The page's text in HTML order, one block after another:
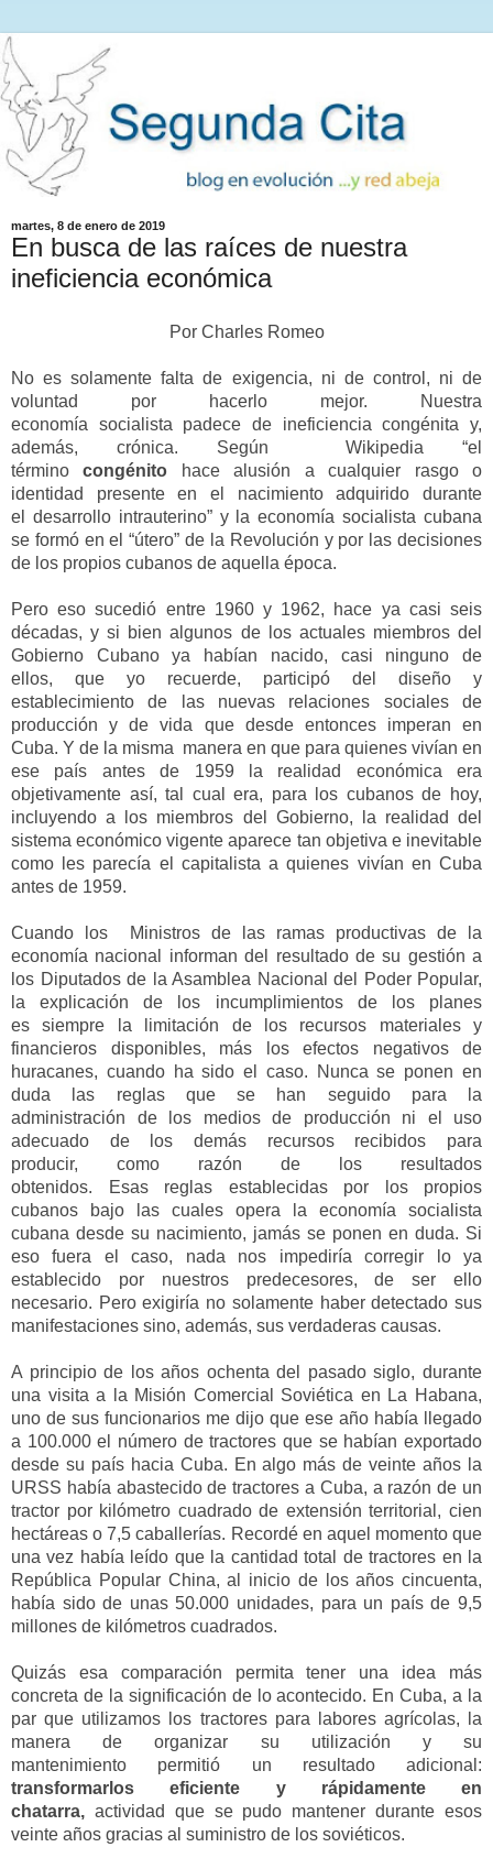
martes, 8 de enero de 2019
En busca de las raíces de nuestra
ineficiencia económica
Por Charles Romeo
No essolamentefalta de exigencia, ni de control, ni de
voluntad por hacerlo mejor. N uestra
economía socialista padece de ineficiencia congénita y,
además, crónica. Según Wikipedia “e
términocongénito hace alusión a cualquier rasgo o
identidad presente en el nacimientoadquirido durante
el desarrollo intrauterino” y la economía socialista cubana
se formóen el “útero” de la Revolución y por lasdecisiones
de los propios cubanos de aquella época.
Pero eso sucedió entre 1960 y 1962, hace ya casi seis
décadas, y si bien algunos de los actualesmiembros del
Gobierno Cubano ya
habían nacido, casi ninguno de
ellos, que yo recuerde, participó de
diseño y
establecimiento de
las nuevas relaciones sociales de
producción y de vida que desde entonces imperan en
Cuba. Y de la misma manera en que para quienes vivían en
ese país antes de 1959 la realidad económica era
objetivamente así, tal cual era, para los cubanos de hoy,
incluyendo a los miembros del Gobierno, la realidad del
sistema económico vigente aparece tan objetiva e inevitable
como les parecía el capitalista a quienes vivían en Cuba
antes de 1959.
Cuando los Ministros de las ramas productivas de la
economía nacional informan del resultado de su gestión a
los Diputados de la Asamblea Nacional del Poder Popular,
la explicación de los incumplimientos de los planes
essiempre
la limitación de los recursos materiales y
financieros disponibles, más los efectos negativos de
huracanes, cuando ha sido el caso. Nunca se ponen en
duda las reglas que se han seguido para la
administración de los medios de producción ni
el uso
adecuado de losdemás recursos recibidos para
producir, como razón de los resultados
obtenidos.
Esas reglas establecidas por los propios
cubanos
bajo las cuales opera la economía socialista
cubana desde su nacimiento, jamás se ponen en duda. Si
eso fuera el caso, nada nos impediría corregir lo ya
establecido por nuestros predecesores, de ser ello
necesario. Pero exigiría no solamente haber detectado sus
manifestaciones sino, además, sus verdaderas causas.
A principio de los años ochenta del pasado siglo, durante
una visita a la Misión Comercial Soviética en La Habana,
uno de sus funcionarios me dijo que ese año había llegado
a 100.000el número detractores que se habían exportado
desde su país hacia Cuba. En algo más de veinte años la
URSS había abastecido de tractores a Cuba, a razón de un
tractor por kilómetro cuadrado de extensión territorial , cien
hectáreas o 7,5caballerías. Recordé en aquel momento que
una vez había leído que la cantidad total de tractores en la
República Popular China, al inicio de los años cincuenta,
había sido de unas 50.000 unidades, para un país de 9,5
millones de kilómetros cuadrados.
Quizás esa comparación permita tener una idea más
concreta de la significación de lo acontecido. En Cuba, a la
par que utilizamos los tractores para labores agrícolas,
la
manera de organizar su utilización y su
mantenimiento permitió un resultado adicional:
transformarlos eficiente y rápidamente en
chatarra, actividad que se pudo mantenerdurante esos
veinte años gracias al suministro de los soviéticos.